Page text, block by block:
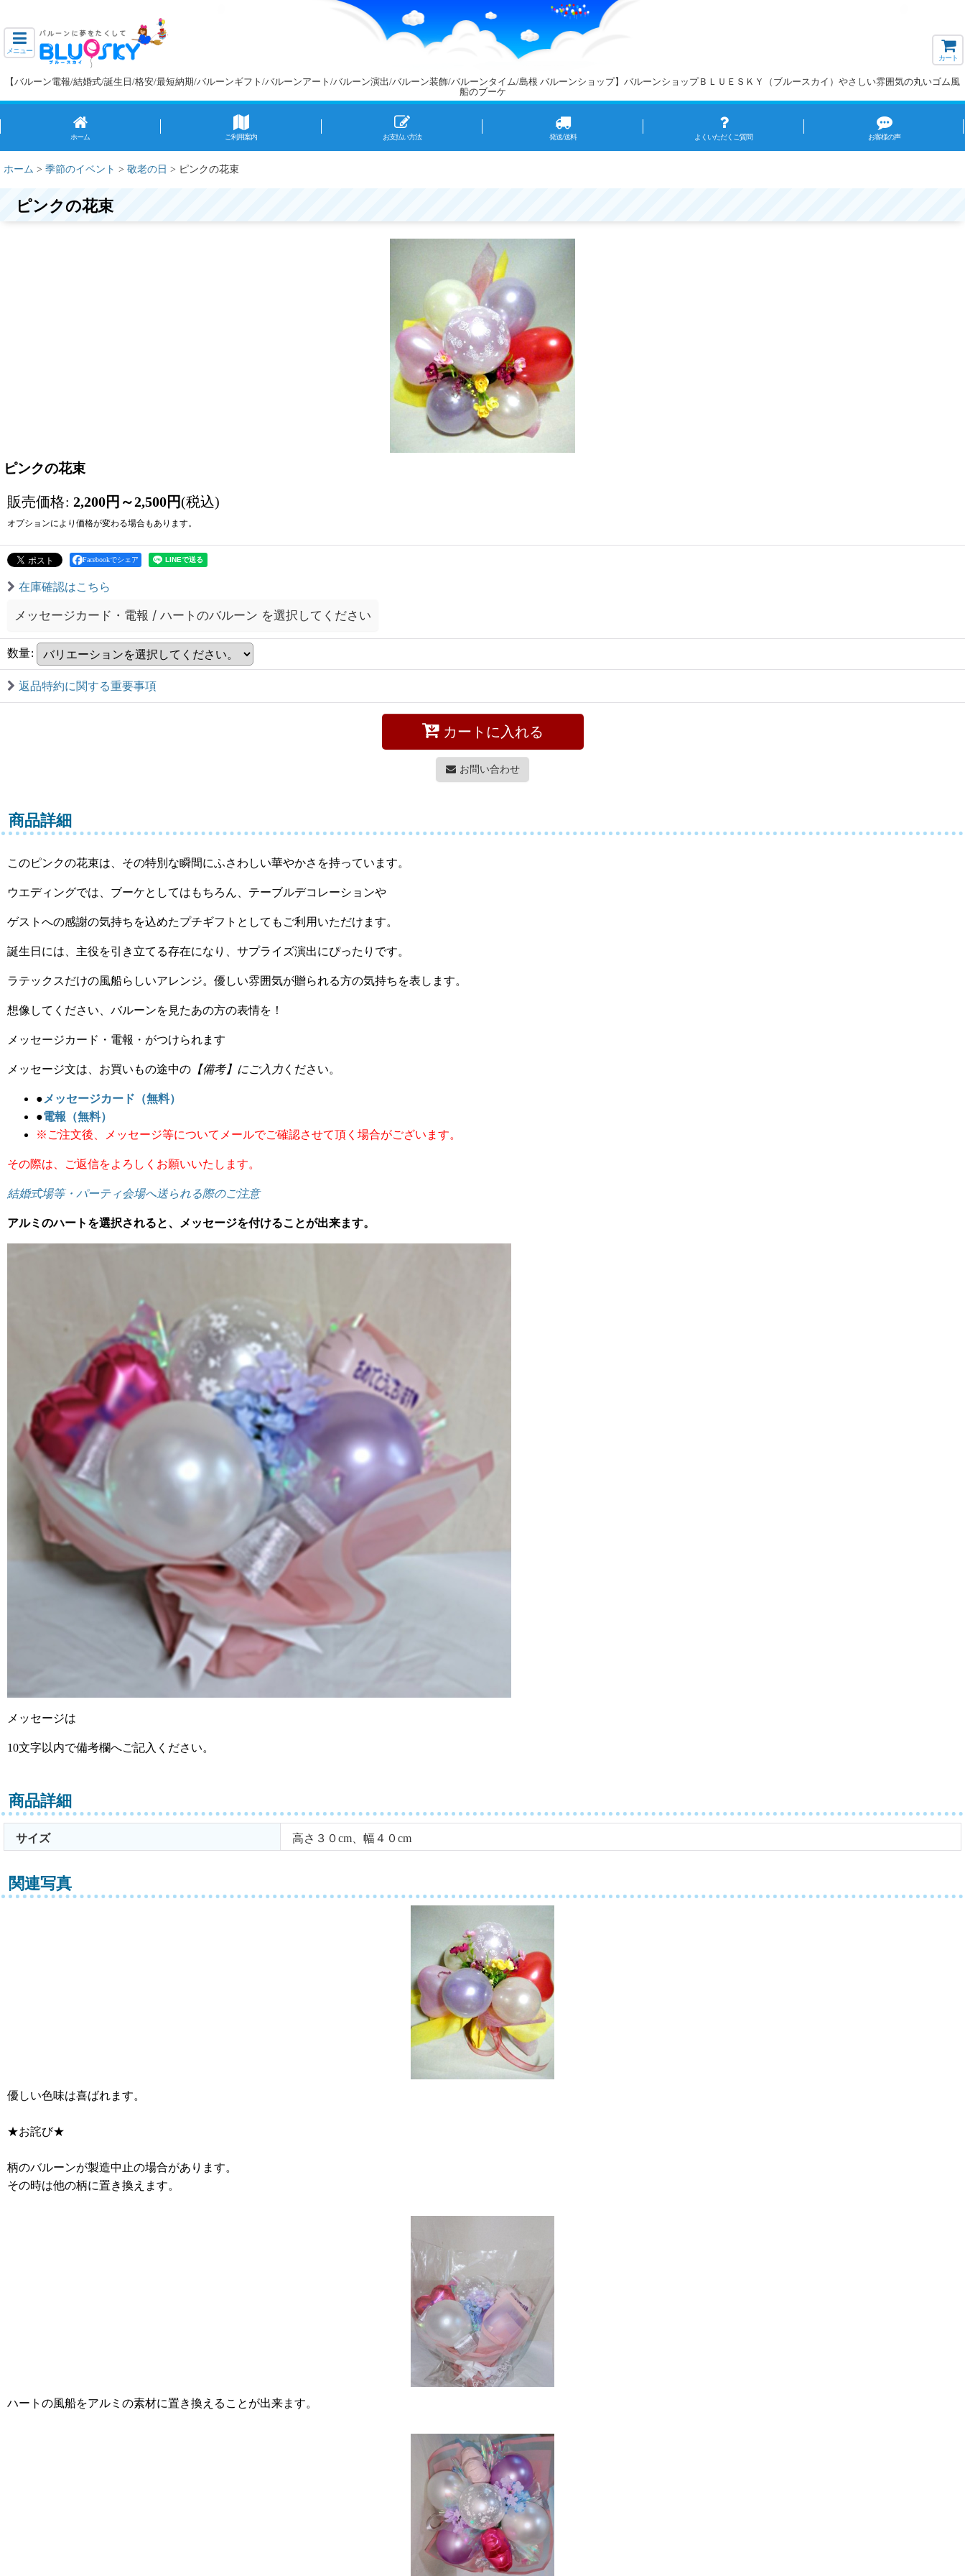
【バルーン電報/結婚式/誕生日/格安/最短納期/バルーンギフト/バルーンアート/バルーン演出/バルーン装飾/バルーンタイム/島根 バルーンショップ】バルーンショップＢＬＵＥＳＫＹ（ブルースカイ）やさしい雰囲気の丸いゴム風
船のブーケ
メニュー
カート
ホーム ご利用案内 お支払い方法 発送/送料 よくいただくご質問 お客様の声
ホーム > 季節のイベント > 敬老の日 > ピンクの花束
ピンクの花束
ピンクの花束
販売価格: 2,200円 ～2,500円(税込)
オプションにより価格が変わる場合もあります。
Facebookでシェア
在庫確認はこちら
メッセージカード・電報 / ハートのバルーン を選択してください
数量:
返品特約に関する重要事項
カートに入れる
お問い合わせ
商品詳細
このピンクの花束は、その特別な瞬間にふさわしい華やかさを持っています。
ウエディングでは、ブーケとしてはもちろん、テーブルデコレーションや
ゲストへの感謝の気持ちを込めたプチギフトとしてもご利用いただけます。
誕生日には、主役を引き立てる存在になり、サプライズ演出にぴったりです。
ラテックスだけの風船らしいアレンジ。優しい雰囲気が贈られる方の気持ちを表します。
想像してください、バルーンを見たあの方の表情を！
メッセージカード・電報・がつけられます
メッセージ文は、お買いもの途中の 【備考】にご入力 ください。
● メッセージカード（無料）
●電報（無料）
※ご注文後、メッセージ等についてメールでご確認させて頂く場合がございます。
その際は、ご返信をよろしくお願いいたします。
結婚式場等・パーティ会場へ送られる際のご注意
アルミのハートを選択されると、メッセージを付けることが出来ます。
メッセージは
10文字以内で備考欄へご記入ください。
商品詳細
サイズ 高さ３０cm、幅４０cm
関連写真
優しい色味は喜ばれます。
★お詫び★
柄のバルーンが製造中止の場合があります。
その時は他の柄に置き換えます。
ハートの風船をアルミの素材に置き換えることが出来ます。